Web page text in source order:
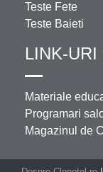
Teste Fete
Teste Baieti
LINK-URI
Materiale
Programari
Magazinul de